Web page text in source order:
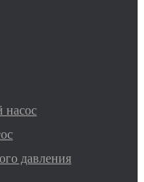
насос
давления